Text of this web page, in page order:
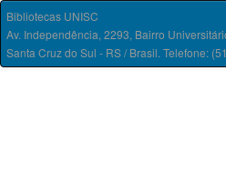
Bibliotecas UNISC
Av. Independência, 2293, Bairro
Santa Cruz do Sul - RS / Brasil. Telefone: